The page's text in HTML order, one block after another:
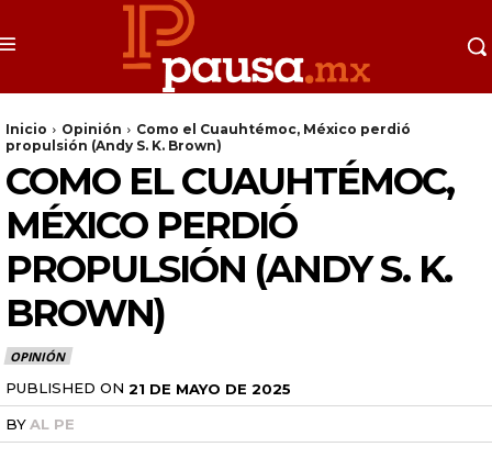
Inicio Opinión
Como el Cuauhtémoc, México perdió
propulsión (Andy S. K. Brown)
COMO EL CUAUHTÉMOC,
MÉXICO PERDIÓ
PROPULSIÓN (ANDY S. K.
BROWN)
OPINIÓN
PUBLISHED ON 21 DE MAYO DE 2025
BYAL PE